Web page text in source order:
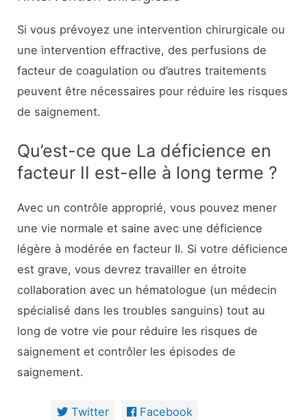
Si vous prévoyez une intervention chirurgicale ou
une intervention effractive, des perfusions de
facteur de coagulation ou d’autres traitements
peuvent être nécessaires pour réduire les risques
de saignement.
Qu’est-ce que La déficience en
facteur II est-elle à long terme ?
Avec un contrôle approprié, vous pouvez mener
une vie normale et saine avec une déficience
légère à modérée en facteur II. Si votre déficience
est grave, vous devrez travailler en étroite
collaboration avec un hématologue (un médecin
spécialisé dans les troubles sanguins) tout au
long de votre vie pour réduire les risques de
saignement et contrôler les épisodes de
saignement.
Twitter Facebook